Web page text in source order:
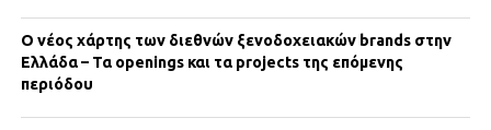
Ο νέος χάρτης των διεθνών ξενοδοχειακών brands στην
Ελλάδα – Τα openings και τα projects της επόμενης
περιόδου